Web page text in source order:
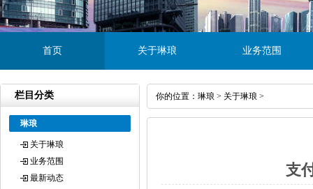
首页 关于琳琅 业务范围
栏目分类
琳琅
关于琳琅
业务范围
最新动态
你的位置： 琳琅 > 关于琳琅 >
支